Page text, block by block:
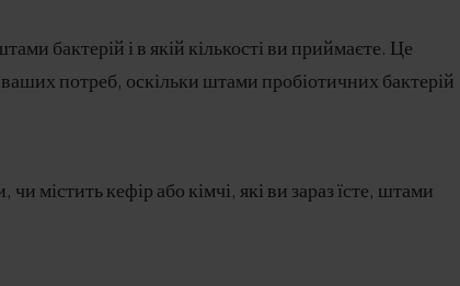
бактерій і в якій кількості ви приймаєте. Це
потреб, оскільки штами пробіотичних бактерій
містить кефір або кімчі, які ви зараз їсте, штами